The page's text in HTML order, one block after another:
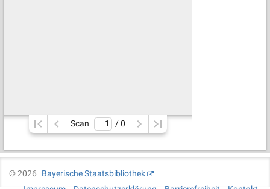
Scan / 0
©2026
Bayerische Staatsbibliothek